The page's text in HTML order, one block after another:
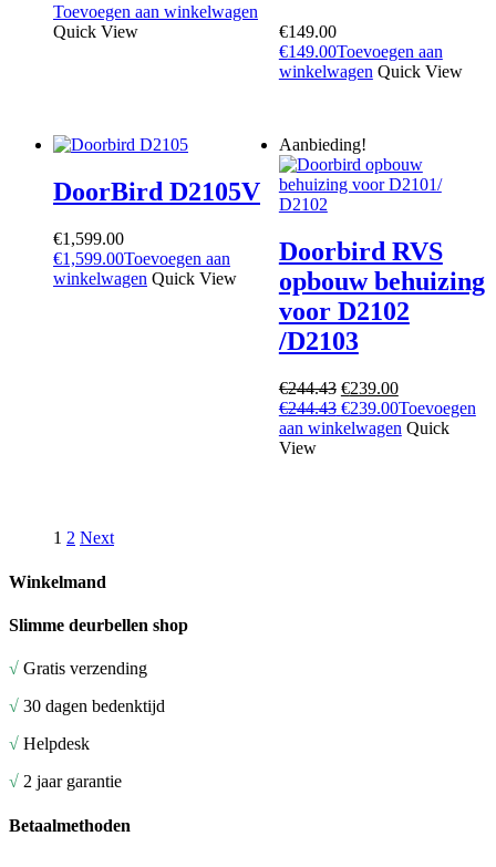
was:
€1,932.00.
is:
prijs
was:
prijs
Toevoegen aan winkelwagen
Quick View
€149.00
€149.00Toevoegen aan
winkelwagen Quick View
DoorBird D2105V
€1,599.00
€1,599.00Toevoegen aan
winkelwagen Quick View
Aanbieding!
Doorbird RVS
opbouw behuizing
voor D2102
/D2103
€244.43 Oorspronkelijke
prijs
was:
€239.00Huidige
prijs
is:
€244.43 Oorspronkelijke
prijs
€239.00Huidige
prijs
Toevoegen
aan winkelwagen Quick
View
1 2 Next
Winkelmand
Slimme deurbellen shop
√ Gratis verzending
√ 30 dagen bedenktijd
√ Helpdesk
√ 2 jaar garantie
Betaalmethoden